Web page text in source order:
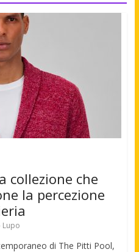
collezione che
la percezione
Lupo
di The Pitti Pool,